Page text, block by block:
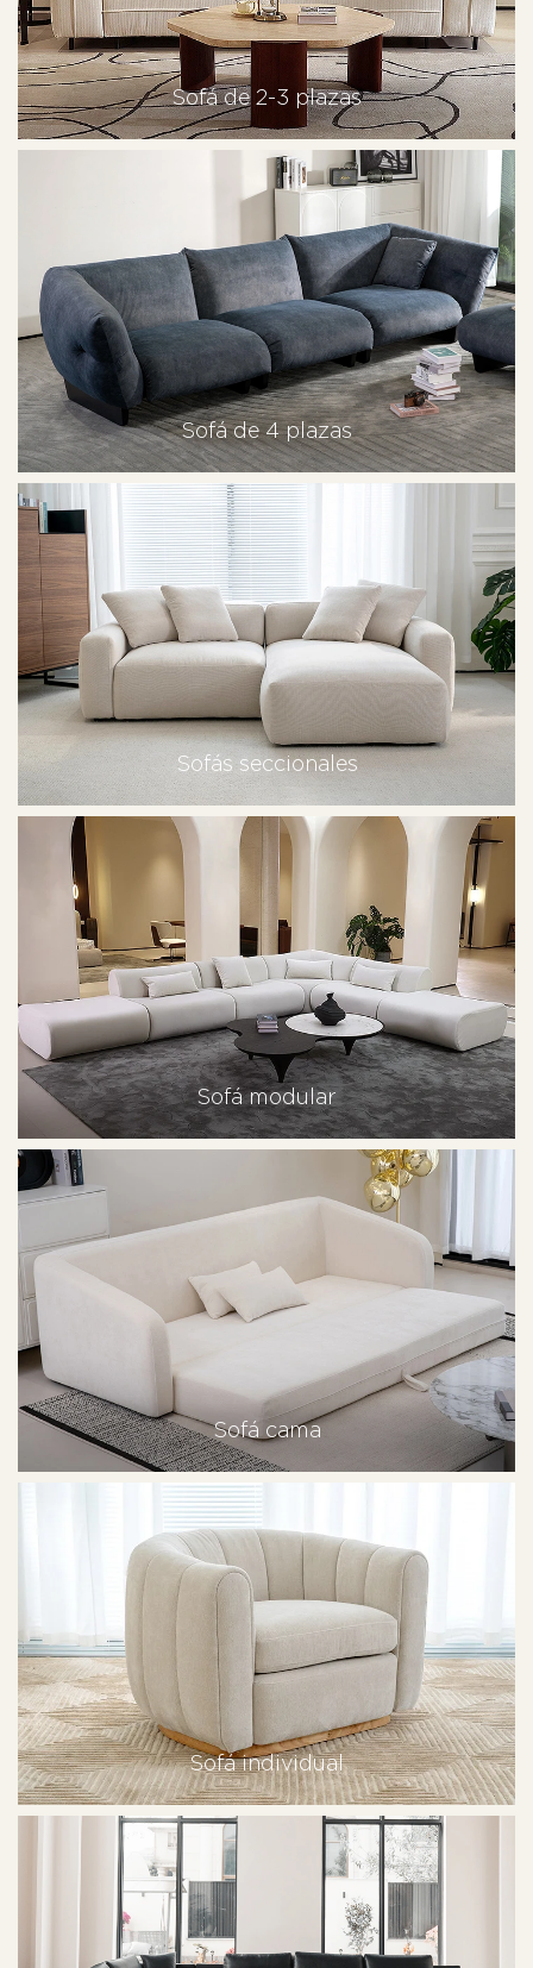
Sofá de 2-3 plazas
Sofá de 4 plazas
Sofás seccionales
Sofá modular
Sofá cama
Sofá individual